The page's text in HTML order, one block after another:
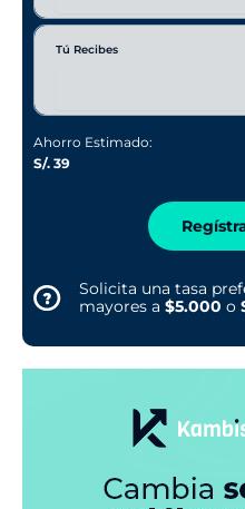
Tú Recibes
Ahorro Estimado:
S/. 39
Solicita una tasa
mayores a $5.000 o